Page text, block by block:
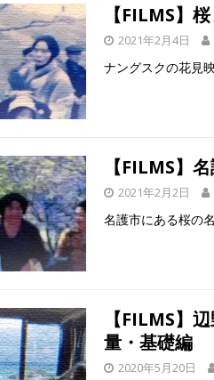
【FILMS】
2021年2月4日
ナングスクの花見
【FILMS】
2021年2月2日
名護市にある桜の
【FILMS】
量・基礎編
2020年5月20日